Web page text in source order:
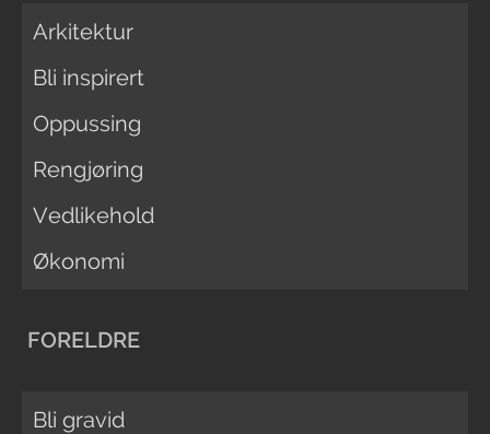
Arkitektur
Bli inspirert
Oppussing
Rengjøring
Vedlikehold
Økonomi
FORELDRE
Bli gravid